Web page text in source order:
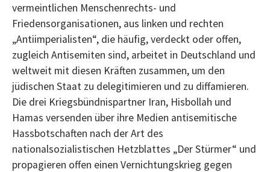
vermeintlichen Menschenrechts- und
Friedensorganisationen, aus linken und rechten
„Antiimperialisten“, die häufig, verdeckt oder offen,
zugleich Antisemiten sind, arbeitet in Deutschland und
weltweit mit diesen Kräften zusammen, um den
jüdischen Staat zu delegitimieren und zu diffamieren.
Die drei Kriegsbündnispartner Iran, Hisbollah und
Hamas versenden über ihre Medien antisemitische
Hassbotschaften nach der Art des
nationalsozialistischen Hetzblattes „Der Stürmer“ und
propagieren offen einen Vernichtungskrieg gegen